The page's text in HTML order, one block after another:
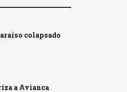
colapsado
a Avianca